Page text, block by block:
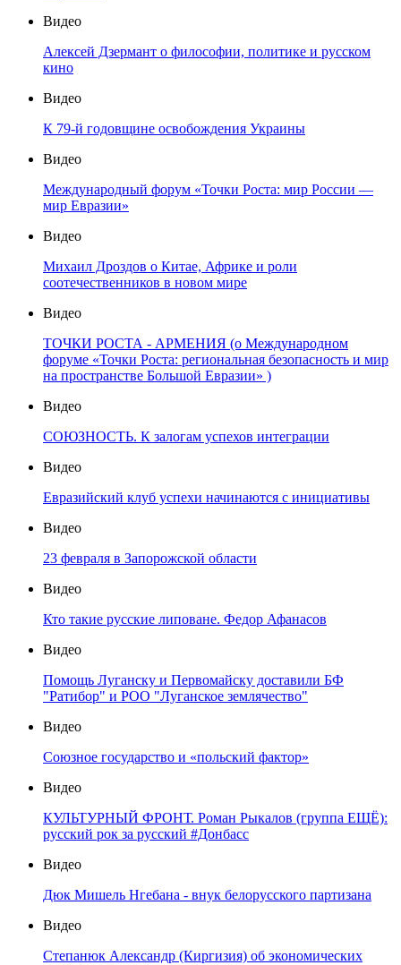
Видео
Алексей Дзермант о философии, политике и русском
кино
Видео
К 79-й годовщине освобождения Украины
Видео
Международный форум «Точки Роста: мир России —
мир Евразии»
Видео
Михаил Дроздов о Китае, Африке и роли
соотечественников в новом мире
Видео
ТОЧКИ РОСТА - АРМЕНИЯ (о Международном
форуме «Точки Роста: региональная безопасность и мир
на пространстве Большой Евразии» )
Видео
СОЮЗНОСТЬ. К залогам успехов интеграции
Видео
Евразийский клуб успехи начинаются с инициативы
Видео
23 февраля в Запорожской области
Видео
Кто такие русские липоване. Федор Афанасов
Видео
Помощь Луганску и Первомайску доставили БФ
"Ратибор" и РОО "Луганское землячество"
Видео
Союзное государство и «польский фактор»
Видео
КУЛЬТУРНЫЙ ФРОНТ. Роман Рыкалов (группа ЕЩЁ):
русский рок за русский #Донбасс
Видео
Дюк Мишель Нгебана - внук белорусского партизана
Видео
Степанюк Александр (Киргизия) об экономических